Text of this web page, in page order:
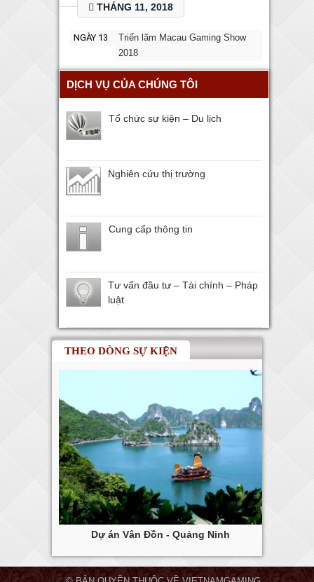
THÁNG 11, 2018
NGÀY 13
Triển lãm Macau Gaming Show
2018
DỊCH VỤ CỦA CHÚNG TÔI
Tổ chức sự kiện – Du lịch
Nghiên cứu thị trường
Cung cấp thông tin
Tư vấn đầu tư – Tài chính – Pháp
luật
THEO DÒNG SỰ KIỆN
Dự án Vân Đồn - Quảng Ninh